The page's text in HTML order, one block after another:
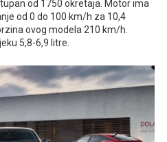
od 1750 okretaja. Motor ima
od 0 do 100 km/h za 10,4
ovog modela 210 km/h.
5,8-6,9 litre.